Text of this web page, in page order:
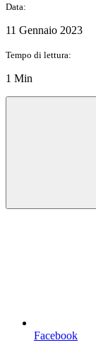
Data:
11 Gennaio 2023
Tempo di lettura:
1 Min
Facebook